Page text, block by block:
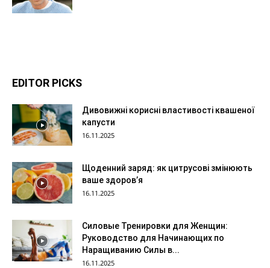
EDITOR PICKS
Дивовижні корисні властивості квашеної
капусти
16.11.2025
Щоденний заряд: як цитрусові змінюють
ваше здоров’я
16.11.2025
Силовые Тренировки для Женщин:
Руководство для Начинающих по
Наращиванию Силы в...
16.11.2025